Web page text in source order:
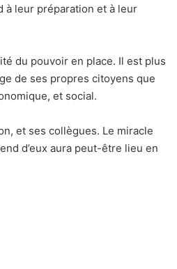
à leur préparation et à leur
du pouvoir en place. Il est plus
de ses propres citoyens que
et social.
et ses collègues. Le miracle
d’eux aura peut-être lieu en